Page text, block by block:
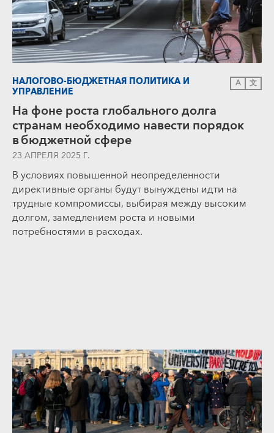
НАЛОГОВО-БЮДЖЕТНАЯ ПОЛИТИКА И
УПРАВЛЕНИЕ
A 文
На фоне роста глобального долга
странам необходимо навести порядок
в бюджетной сфере
23 АПРЕЛЯ 2025 Г.
В условиях повышенной неопределенности
директивные органы будут вынуждены идти на
трудные компромиссы, выбирая между высоким
долгом, замедлением роста и новыми
потребностями в расходах.